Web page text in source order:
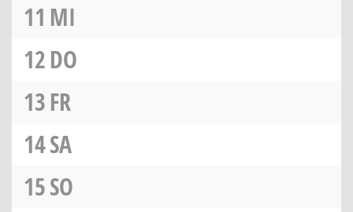
11 MI
12DO
13FR
14SA
15SO